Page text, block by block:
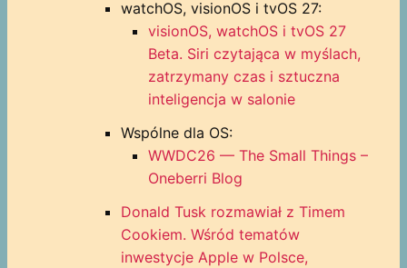
watchOS, visionOS i tvOS 27:
visionOS, watchOS i tvOS 27
Beta. Siri czytająca w myślach,
zatrzymany czas i sztuczna
inteligencja w salonie
Wspólne dla OS:
WWDC26 — The Small Things –
Oneberri Blog
Donald Tusk rozmawiał z Timem
Cookiem. Wśród tematów
inwestycje Apple w Polsce,